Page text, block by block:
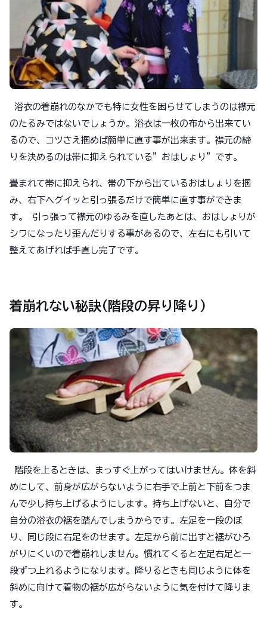
浴衣の着崩れのなかでも特に女性を困らせてしまうのは襟元
のたるみではないでしょうか。浴衣は一枚の布から出来てい
るので、コツさえ掴めば簡単に直す事が出来ます。襟元の締
りを決めるのは帯に抑えられている”おはしょり”です。
畳まれて帯に抑えられ、帯の下から出ているおはしょりを掴
み、右下へグイッと引っ張るだけで簡単に直す事ができま
す。 引っ張って襟元のゆるみを直したあとは、おはしょりが
シワになったり歪んだりする事があるので、左右にも引いて
整えてあげれば手直し完了です。
着崩れない秘訣(階段の昇り降り)
階段を上るときは、まっすぐ上がってはいけません。体を斜
めにして、前身が広がらないように右手で上前と下前をつま
んで少し持ち上げるようにします。持ち上げないと、自分で
自分の浴衣の裾を踏んでしまうからです。左足を一段のぼ
り、同じ段に右足をのせます。左足から前に出すと裾がひろ
がりにくいので着崩れしません。慣れてくると左足右足と一
段ずつ上れるようになります。降りるときも同じように体を
斜めに向けて着物の裾が広がらないように気を付けて降りま
す。